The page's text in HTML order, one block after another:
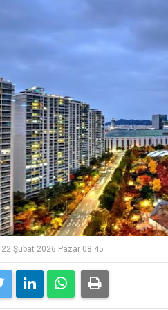
22 Şubat 2026 Pazar 08:45